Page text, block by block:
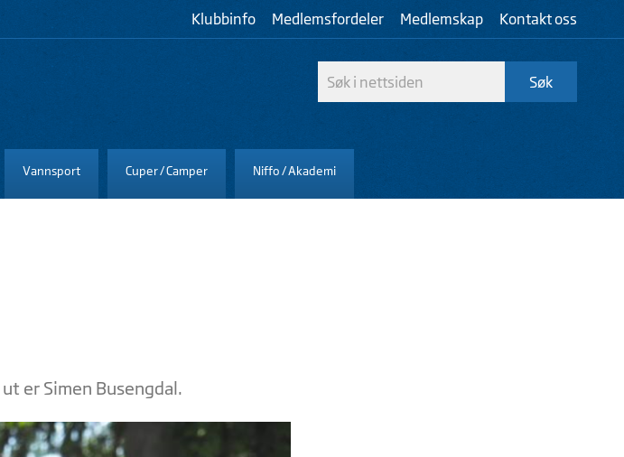
Klubbinfo Medlemsfordeler Medlemskap Kontakt oss
Vannsport Cuper / Camper Niffo / Akademi
er Simen Busengdal.